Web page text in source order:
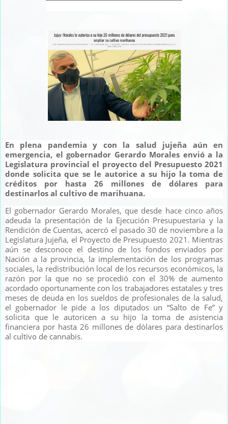
En plena pandemia y con la salud jujeña aún en
emergencia, el gobernador Gerardo Morales envió a la
Legislatura provincial el proyecto del Presupuesto 2021
donde solicita que se le autorice a su hijo la toma de
créditos por hasta 26 millones de dólares para
destinarlos al cultivo de marihuana.
El gobernador Gerardo Morales, que desde hace cinco años
adeuda la presentación de la Ejecución Presupuestaria y la
Rendición de Cuentas, acercó el pasado 30 de noviembre a la
Legislatura Jujeña, el Proyecto de Presupuesto 2021. Mientras
aún se desconoce el destino de los fondos enviados por
Nación a la provincia, la implementación de los programas
sociales, la redistribución local de los recursos económicos, la
razón por la que no se procedió con el 30% de aumento
acordado oportunamente con los trabajadores estatales y tres
meses de deuda en los sueldos de profesionales de la salud,
el gobernador le pide a los diputados un “Salto de Fe” y
solicita que le autoricen a su hijo la toma de asistencia
financiera por hasta 26 millones de dólares para destinarlos
al cultivo de cannabis.